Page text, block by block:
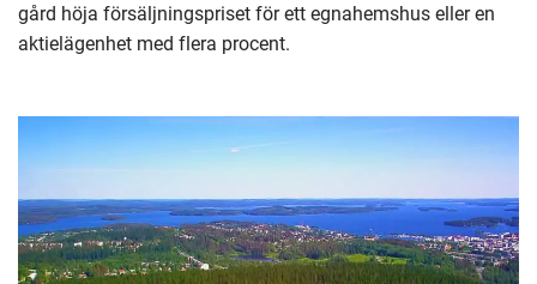
gård höja försäljningspriset för ett egnahemshus eller en
aktielägenhet med flera procent.